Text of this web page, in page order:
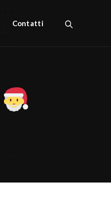
Contatti